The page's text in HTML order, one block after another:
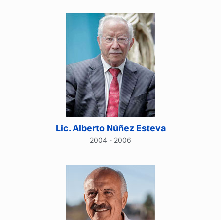
Lic. Alberto Núñez Esteva
2004 - 2006